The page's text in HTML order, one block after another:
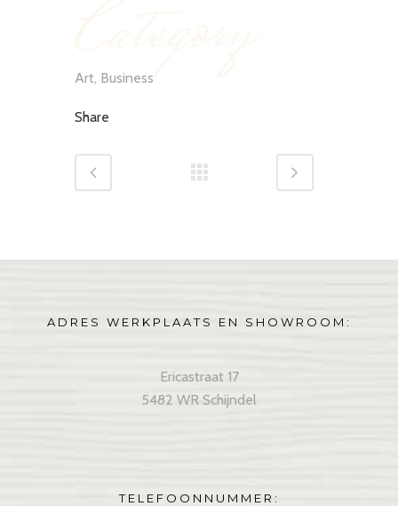
Art, Business
Share
ADRES WERKPLAATS EN SHOWROOM:
Ericastraat 17
5482 WR Schijndel
TELEFOONNUMMER: